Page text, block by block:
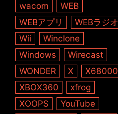
wacom
WEB
WEBアプリ
WEBラジオ
Wii
Winclone
Windows
Wirecast
WONDER
X
X68000
XBOX360
xfrog
XOOPS
YouTube